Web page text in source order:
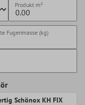
Produkt m²
Fugenmasse (kg)
Schönox KH FIX